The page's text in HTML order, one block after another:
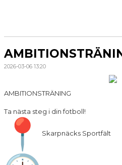
2026-03-06 13:20
AMBITIONSTRÄNING
Ta nästa steg i din fotboll!
Skarpnäcks Sportfält